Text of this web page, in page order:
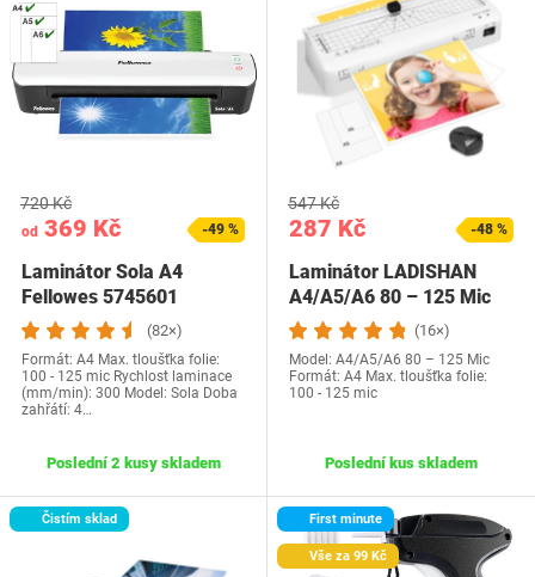
od 369 Kč
720 Kč
-49 %
Laminátor Sola A4
Fellowes 5745601
(82×)
Formát: A4 Max. tloušťka folie:
100 - 125 mic Rychlost laminace
(mm/min): 300 Model: Sola Doba
zahřátí: 4…
Poslední 2 kusy skladem
287 Kč
547 Kč
-48 %
Laminátor LADISHAN
A4/A5/A6 80 – 125 Mic
(16×)
Model: A4/A5/A6 80 – 125 Mic
Formát: A4 Max. tloušťka folie:
100 - 125 mic
Poslední kus skladem
Čistím sklad First minute
Vše za 99 Kč